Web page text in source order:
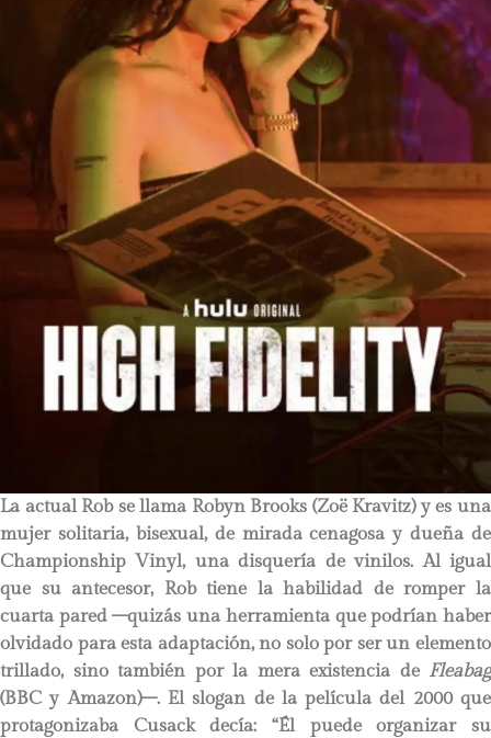
La actual Rob se llama Robyn Brooks (Zoë Kravitz) y es una
mujer solitaria, bisexual, de mirada cenagosa y dueña de
Championship Vinyl, una disquería de vinilos. Al igual
que su antecesor, Rob tiene la habilidad de romper la
cuarta pared –quizás una herramienta que podrían haber
olvidado para esta adaptación, no solo por ser un elemento
trillado, sino también por la mera existencia de Fleabag
(BBC y Amazon)–. El slogan de la película del 2000 que
protagonizaba Cusack decía: “Él puede organizar su